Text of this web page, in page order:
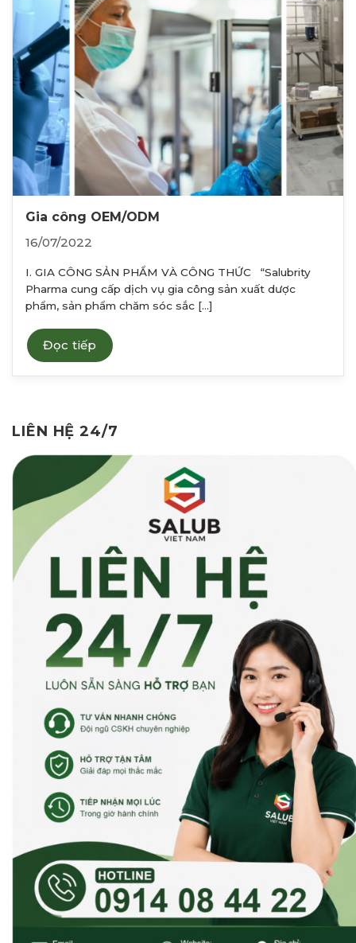
LIÊN HỆ 24/7
Gia công OEM/ODM
16/07/2022
I. GIA CÔNG SẢN PHẨM VÀ CÔNG THỨC “Salubrity
Pharma cung cấp dịch vụ gia công sản xuất dược
phẩm, sản phẩm chăm sóc sắc [...]
Đọc tiếp